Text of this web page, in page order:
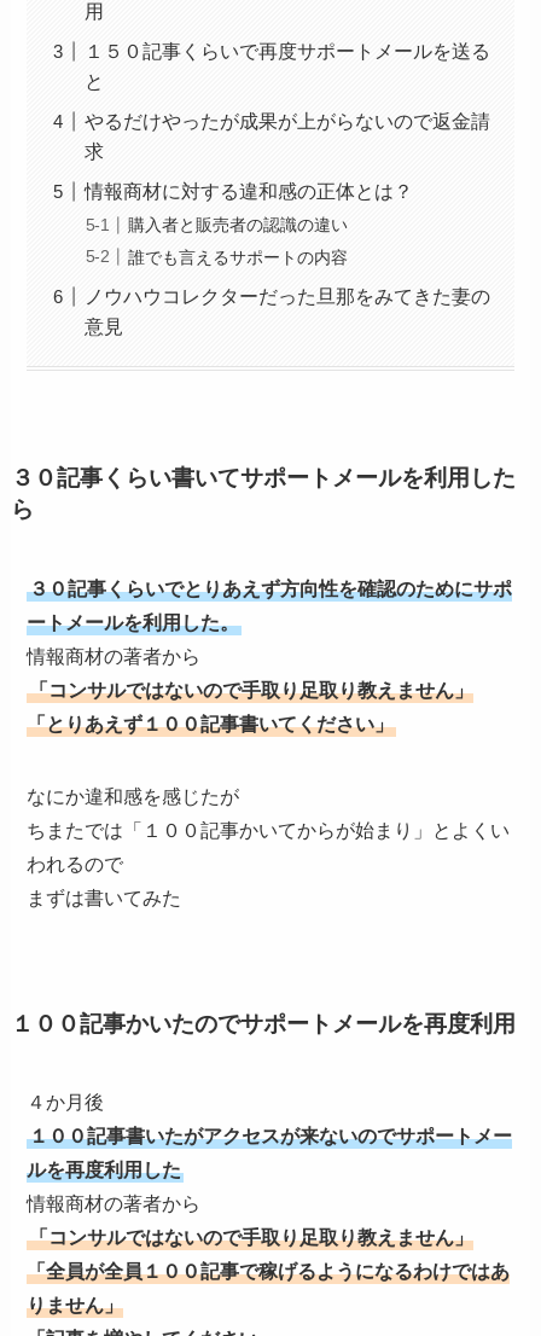
用
１５０記事くらいで再度サポートメールを送る
と
やるだけやったが成果が上がらないので返金請
求
情報商材に対する違和感の正体とは？
購入者と販売者の認識の違い
誰でも言えるサポートの内容
ノウハウコレクターだった旦那をみてきた妻の
意見
３０記事くらい書いてサポートメールを利用した
ら
３０記事くらいでとりあえず方向性を確認のためにサポ
ートメールを利用した。
情報商材の著者から
「コンサルではないので手取り足取り教えません」
「とりあえず１００記事書いてください」
なにか違和感を感じたが
ちまたでは「１００記事かいてからが始まり」とよくい
われるので
まずは書いてみた
１００記事かいたのでサポートメールを再度利用
４か月後
１００記事書いたがアクセスが来ないのでサポートメー
ルを再度利用した
情報商材の著者から
「コンサルではないので手取り足取り教えません」
「全員が全員１００記事で稼げるようになるわけではあ
りません」